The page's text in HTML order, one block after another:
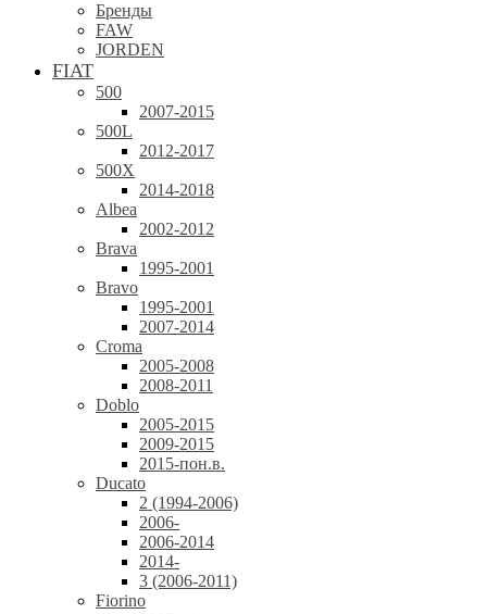
Бренды
FAW
JORDEN
FIAT
500
2007-2015
500L
2012-2017
500X
2014-2018
Albea
2002-2012
Brava
1995-2001
Bravo
1995-2001
2007-2014
Croma
2005-2008
2008-2011
Doblo
2005-2015
2009-2015
2015-пон.в.
Ducato
2 (1994-2006)
2006-
2006-2014
2014-
3 (2006-2011)
Fiorino